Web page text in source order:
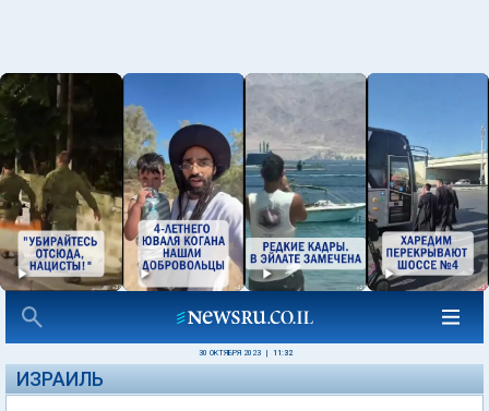
30 ОКТЯБРЯ 2023 11:32
ИЗРАИЛЬ